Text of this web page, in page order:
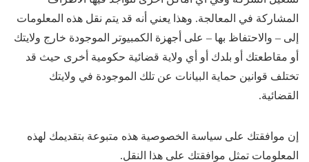
المشاركة في المعالجة. وهذا يعني أنه قد يتم نقل هذه المعلومات
إلى – والاحتفاظ بها – على أجهزة الكمبيوتر الموجودة خارج ولايتك
أو مقاطعتك أو بلدك أو أي ولاية قضائية حكومية أخرى حيث قد
تختلف قوانين حماية البيانات عن تلك الموجودة في ولايتك
القضائية.
إن موافقتك على سياسة الخصوصية هذه متبوعة بتقديمك لهذه
المعلومات تمثل موافقتك على هذا النقل.